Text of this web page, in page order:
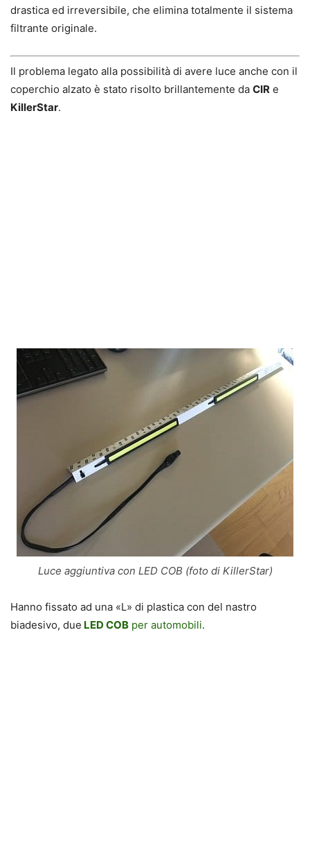
drastica ed irreversibile, che elimina totalmente il sistema
filtrante originale.
Il problema legato alla possibilità di avere luce anche con il
coperchio alzato è stato risolto brillantemente da CIR e
KillerStar.
Luce aggiuntiva con LED COB (foto di KillerStar)
Hanno fissato ad una «L» di plastica con del nastro
biadesivo, due LED COB per automobili.